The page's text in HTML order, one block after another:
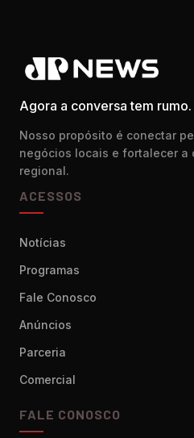
Agora a conversa tem rumo.
Nosso propósito é conectar
negócios locais e fortalecer a
regional.
ACESSOS
Notícias
Programas
Fale Conosco
Anúncios
Parceria
Comercial
FALE CONOSCO